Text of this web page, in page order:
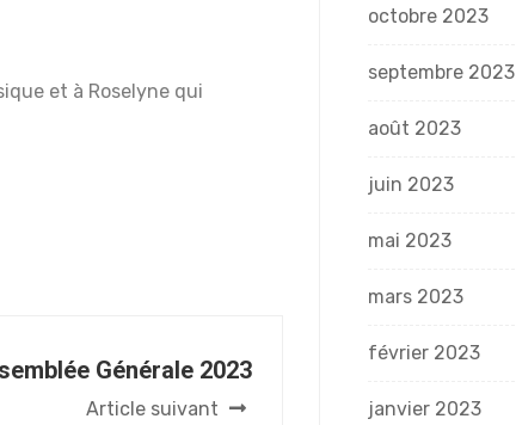
et à Roselyne qui
Générale 2023
Article suivant
octobre 2023
septembre 2023
août 2023
juin 2023
mai 2023
mars 2023
février 2023
janvier 2023